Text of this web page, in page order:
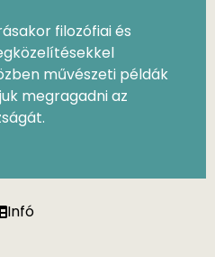
Infó
filozófiai és
művészeti példák
megragadni az